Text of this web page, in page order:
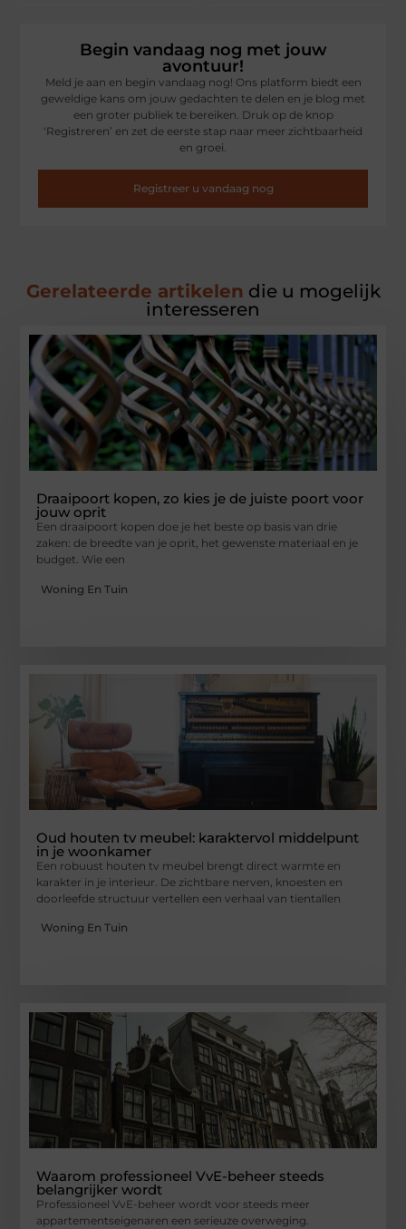
Begin vandaag nog met jouw
avontuur!
Meld je aan en begin vandaag nog! Ons platform biedt een
geweldige kans om jouw gedachten te delen en je blog met
een groter publiek te bereiken. Druk op de knop
‘Registreren’ en zet de eerste stap naar meer zichtbaarheid
en groei.
Registreer u vandaag nog
Gerelateerde artikelen die u mogelijk
interesseren
Draaipoort kopen, zo kies je de juiste poort voor
jouw oprit
Een draaipoort kopen doe je het beste op basis van drie
zaken: de breedte van je oprit, het gewenste materiaal en je
budget. Wie een
Woning En Tuin
Oud houten tv meubel: karaktervol middelpunt
in je woonkamer
Een robuust houten tv meubel brengt direct warmte en
karakter in je interieur. De zichtbare nerven, knoesten en
doorleefde structuur vertellen een verhaal van tientallen
Woning En Tuin
Waarom professioneel VvE-beheer steeds
belangrijker wordt
Professioneel VvE-beheer wordt voor steeds meer
appartementseigenaren een serieuze overweging.